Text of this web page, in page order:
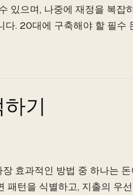
있으며, 나중에 재정을 복잡
다. 20대에 구축해야 할 필수
기
효과적인 방법 중 하나는
패턴을 식별하고, 지출의 우